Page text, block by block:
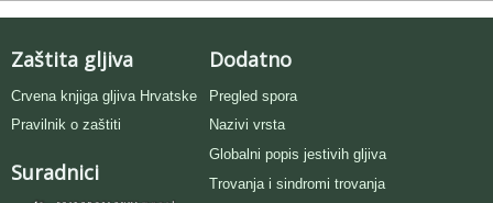
Zaštita gljiva
Crvena knjiga gljiva Hrvatske
Pravilnik o zaštiti
Suradnici
Dodatno
Pregled spora
Nazivi vrsta
Globalni popis jestivih gljiva
Trovanja i sindromi trovanja